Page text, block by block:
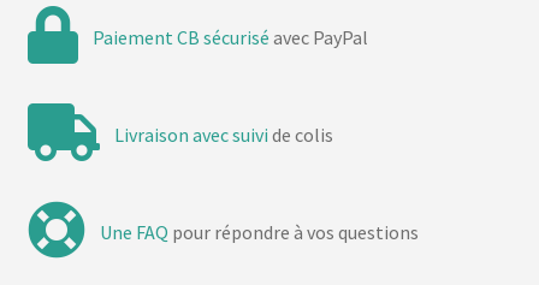
Paiement CB sécurisé avec PayPal
Livraison avec suivi de colis
Une FAQ pour répondre à vos questions